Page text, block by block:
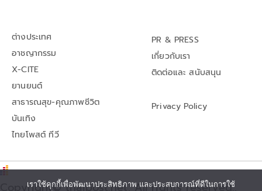
ต่างประเทศ
อาชญากรรม
X-CITE
ยานยนต์
สาธารณสุข-คุณภาพชีวิต
บันเทิง
ไทยโพสต์ ทีวี
PR & PRESS
เกี่ยวกับเรา
ติดต่อและ สนับสนุน
Privacy Policy
Copyright© thaipost.net, All rights reserved.,
เราใช้คุกกี้เพื่อพัฒนาประสิทธิภาพ และประสบการณ์ที่ดีในการใช้